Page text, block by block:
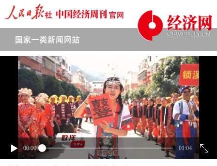
00:00 01:04
下拉刷新